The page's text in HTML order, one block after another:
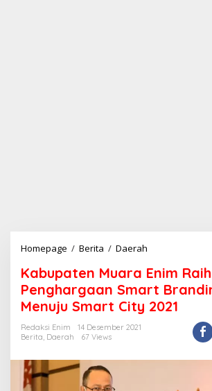
Homepage / Berita / Daerah
b
u
p
a
M
Kabupaten Muara Enim Raih
Penghargaan Smart
Menuju Smart City 2021
Redaksi Enim
14 Desember 2021
Berita, Daerah 67 Views